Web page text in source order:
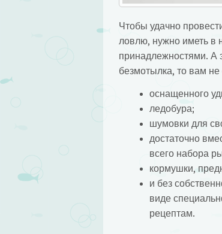
Чтобы удачно
ловлю, нужно иметь в
принадлежностями. А
безмотылка, то вам не
оснащенного
ледобура;
шумовки для
достаточно
всего набора
кормушки,
и без
виде
рецептам.